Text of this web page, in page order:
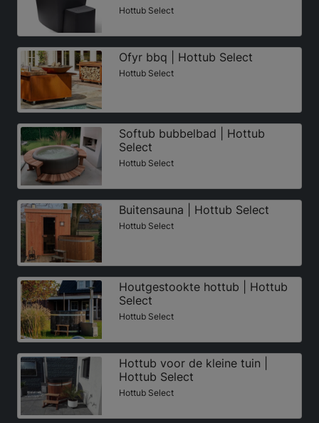
Hottub Select
Ofyr bbq | Hottub Select
Hottub Select
Softub bubbelbad | Hottub
Select
Hottub Select
Buitensauna | Hottub Select
Hottub Select
Houtgestookte hottub | Hottub
Select
Hottub Select
Hottub voor de kleine tuin |
Hottub Select
Hottub Select